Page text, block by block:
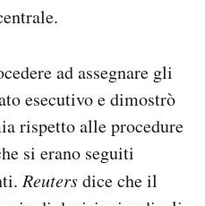
ad assegnare gli
esecutivo e dimostrò
rispetto alle procedure
si erano seguiti
Reutersdice che il